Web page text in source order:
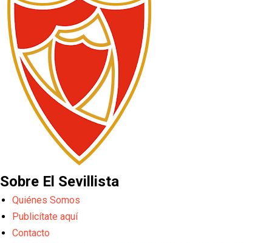
Sobre El Sevillista
Quiénes Somos
Publicítate aquí
Contacto